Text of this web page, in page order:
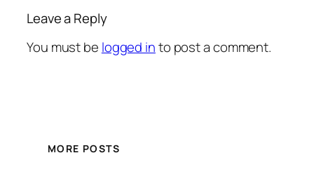
Leave a Reply
You must be logged into post a comment.
MORE POSTS